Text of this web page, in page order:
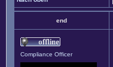
end
Compliance Officer